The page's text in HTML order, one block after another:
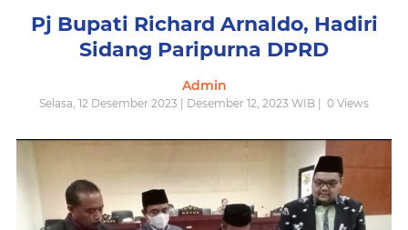
Pj Bupati Richard Arnaldo, Hadiri
Sidang Paripurna DPRD
Admin
Selasa, 12 Desember 2023 | Desember 12, 2023 WIB | 0 Views